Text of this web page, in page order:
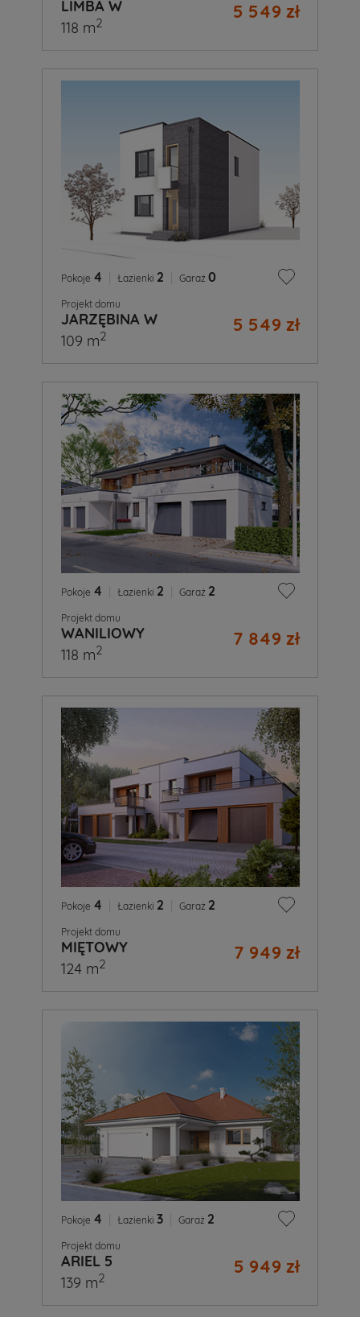
LIMBA W 5 549 zł
118 m2
Pokoje 4 Łazienki 2 Garaż 0
Projekt domu
JARZĘBINA W 5 549 zł
109 m2
Pokoje 4 Łazienki 2 Garaż 2
Projekt domu
WANILIOWY 7 849 zł
118 m2
Pokoje 4 Łazienki 2 Garaż 2
Projekt domu
MIĘTOWY 7 949 zł
124 m2
Pokoje 4 Łazienki 3 Garaż 2
Projekt domu
ARIEL 5 5 949 zł
139 m2